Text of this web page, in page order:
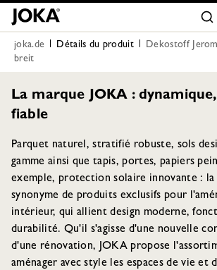
joka.de Détails du produit
Dekostoff
breit
La marque JOKA :
fiable
Parquet naturel, stratifié robuste, sols
gamme ainsi que tapis, portes, papiers
exemple, protection solaire innovante : la
synonyme de produits exclusifs pour
intérieur, qui allient design moderne,
durabilité. Qu'il s'agisse d'une nouvelle
d'une rénovation, JOKA propose
aménager avec style les espaces de vie et